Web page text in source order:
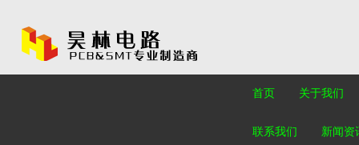
首页 关于我们
联系我们 新闻资